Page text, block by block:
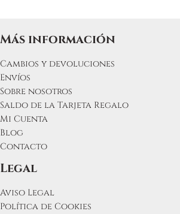
Más información
Cambios y devoluciones
Envíos
Sobre nosotros
Saldo de la Tarjeta Regalo
Mi Cuenta
Blog
Contacto
Legal
Aviso Legal
Política de Cookies